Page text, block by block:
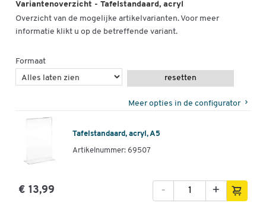
Variantenoverzicht - Tafelstandaard, acryl
Overzicht van de mogelijke artikelvarianten. Voor meer
informatie klikt u op de betreffende variant.
Formaat
resetten
Meer opties in de configurator
Tafelstandaard, acryl, A5
Artikelnummer: 69507
€ 13,99 +
-